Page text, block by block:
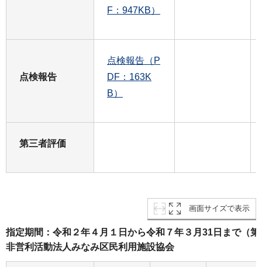
F：947KB）
点検報告
点検報告（P
DF：163K
B）
第三者評価
画面サイズで表示
指定期間：令和２年４月１日から令和７年３月31日まで（
非営利活動法人みなみ区民利用施設協会